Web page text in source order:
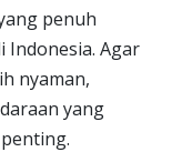
penuh
Indonesia. Agar
nyaman,
yang